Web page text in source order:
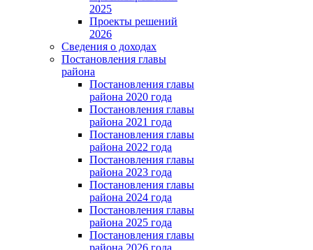
2025
Проекты решений
2026
Сведения о доходах
Постановления главы
района
Постановления главы
района 2020 года
Постановления главы
района 2021 года
Постановления главы
района 2022 года
Постановления главы
района 2023 года
Постановления главы
района 2024 года
Постановления главы
района 2025 года
Постановления главы
района 2026 года